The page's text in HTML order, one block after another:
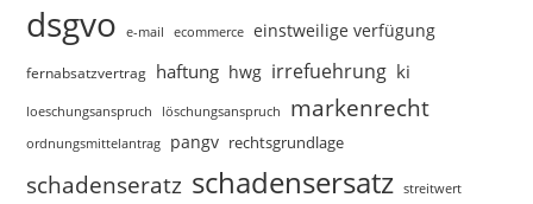
dsgvo e-mail ecommerce einstweilige verfügung
fernabsatzvertrag haftung hwg irrefuehrung ki
loeschungsanspruch löschungsanspruch markenrecht
ordnungsmittelantrag pangv rechtsgrundlage
schadenseratz schadensersatz streitwert